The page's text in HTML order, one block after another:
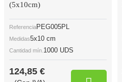
(5x10cm)
ReferenciaPEG005PL
Medidas5x10 cm
Cantidad mín. 1000 UDS
124,85 €